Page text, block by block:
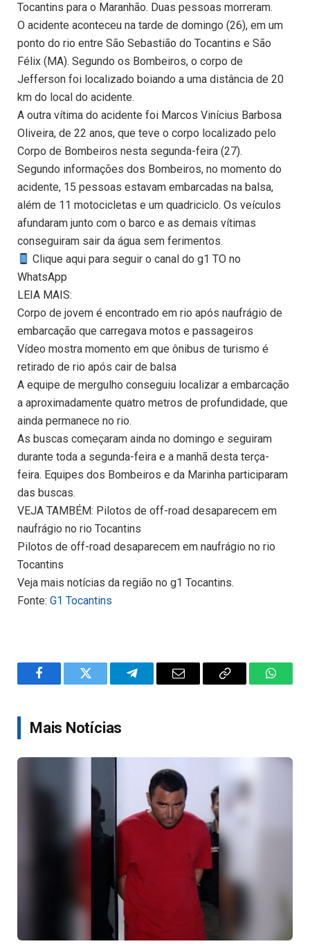
Tocantins para o Maranhão. Duas pessoas morreram.
O acidente aconteceu na tarde de domingo (26), em um
ponto do rio entre São Sebastião do Tocantins e São
Félix (MA). Segundo os Bombeiros, o corpo de
Jefferson foi localizado boiando a uma distância de 20
km do local do acidente.
A outra vítima do acidente foi Marcos Vinícius Barbosa
Oliveira, de 22 anos, que teve o corpo localizado pelo
Corpo de Bombeiros nesta segunda-feira (27).
Segundo informações dos Bombeiros, no momento do
acidente, 15 pessoas estavam embarcadas na balsa,
além de 11 motocicletas e um quadriciclo. Os veículos
afundaram junto com o barco e as demais vítimas
conseguiram sair da água sem ferimentos.
Clique aqui para seguir o canal do g1 TO no
WhatsApp
LEIA MAIS:
Corpo de jovem é encontrado em rio após naufrágio de
embarcação que carregava motos e passageiros
Vídeo mostra momento em que ônibus de turismo é
retirado de rio após cair de balsa
A equipe de mergulho conseguiu localizar a embarcação
a aproximadamente quatro metros de profundidade, que
ainda permanece no rio.
As buscas começaram ainda no domingo e seguiram
durante toda a segunda-feira e a manhã desta terça-
feira. Equipes dos Bombeiros e da Marinha participaram
das buscas.
VEJA TAMBÉM: Pilotos de off-road desaparecem em
naufrágio no rio Tocantins
Pilotos de off-road desaparecem em naufrágio no rio
Tocantins
Veja mais notícias da região no g1 Tocantins.
Fonte: G1 Tocantins
FacebookTwitter TelegramEmail
Copy
Mais Notícias